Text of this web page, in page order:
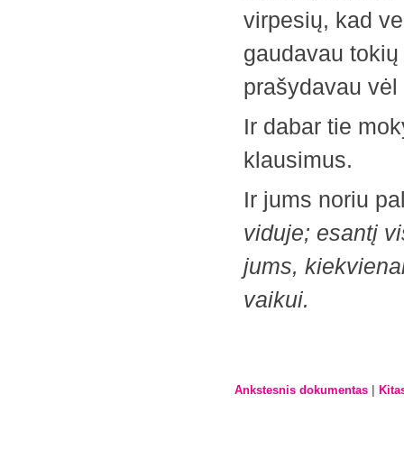
virpesių, kad
gaudavau
prašydavau
Ir dabar tie
klausimus.
Ir jums noriu
viduje; esantį
jums,
vaikui.
Ankstesnis dokumentas |